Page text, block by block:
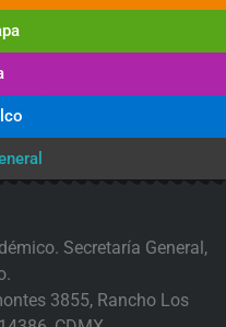
Secretaría General,
3855, Rancho Los